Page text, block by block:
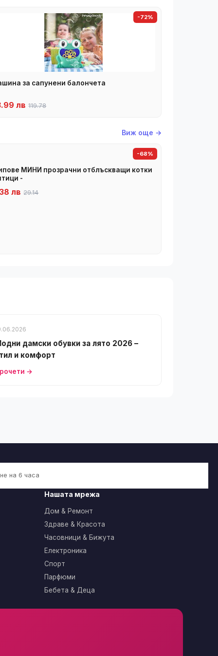
-72%
за сапунени балончета
лв 119.78
Виж още →
-68%
МИНИ прозрачни отблъскващи котки
-
лв 29.14
дамски обувки за лято 2026 –
и комфорт
→
на 6 часа
Нашата мрежа
Дом & Ремонт
Здраве & Красота
Часовници & Бижута
Електроника
Спорт
Парфюми
Бебета & Деца